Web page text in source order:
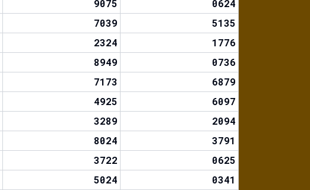
9075
0624
7039
5135
2324
1776
8949
0736
7173
6879
4925
6097
3289
2094
8024
3791
3722
0625
5024
0341